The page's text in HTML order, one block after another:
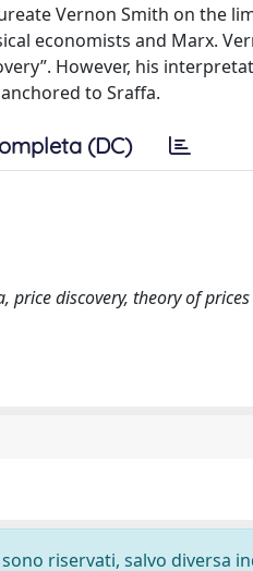
Vernon Smith on the
economists and Marx.
However, his
to Sraffa.
(DC)
price discovery, theory of prices
riservati, salvo diversa